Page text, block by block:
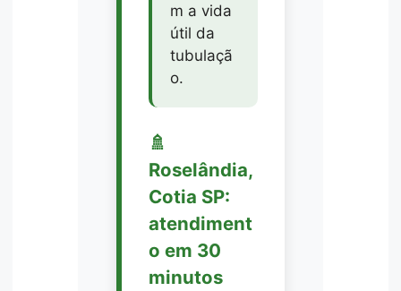
m a vida
útil da
tubulaçã
o.
🚿
Roselândia,
Cotia SP:
atendiment
o em 30
minutos